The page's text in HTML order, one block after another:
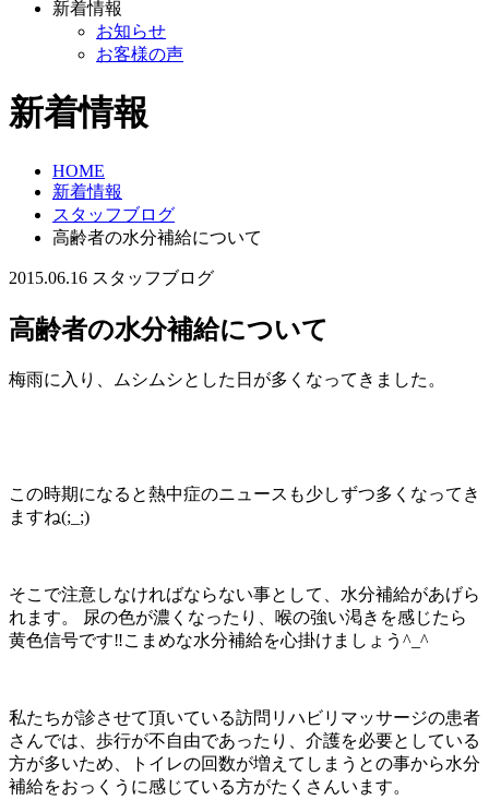
新着情報
お知らせ
お客様の声
新着情報
HOME
新着情報
スタッフブログ
高齢者の水分補給について
2015.06.16 スタッフブログ
高齢者の水分補給について
梅雨に入り、ムシムシとした日が多くなってきました。
この時期になると熱中症のニュースも少しずつ多くなってき
ますね(;_;)
そこで注意しなければならない事として、水分補給があげら
れます。 尿の色が濃くなったり、喉の強い渇きを感じたら
黄色信号です‼︎こまめな水分補給を心掛けましょう^_^
私たちが診させて頂いている訪問リハビリマッサージの患者
さんでは、歩行が不自由であったり、介護を必要としている
方が多いため、トイレの回数が増えてしまうとの事から水分
補給をおっくうに感じている方がたくさんいます。